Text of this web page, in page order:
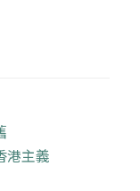
是刑期比短
。
港主義